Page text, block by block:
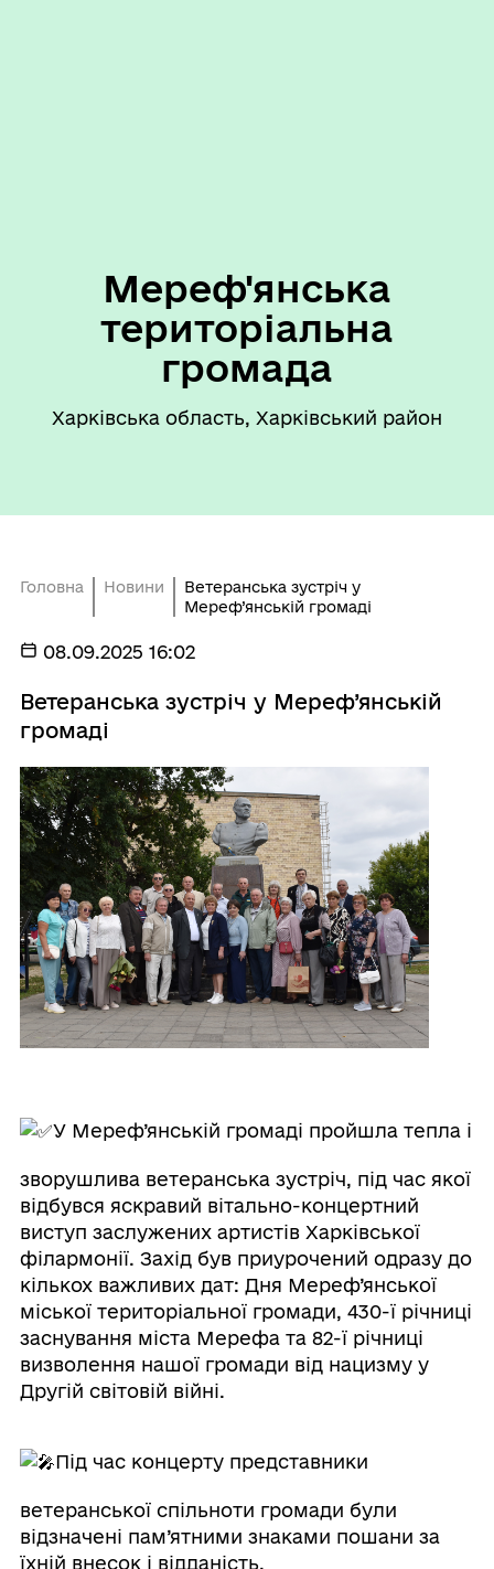
Мереф'янська
територіальна
громада
Харківська область, Харківський район
Головна Новини
Ветеранська зустріч у
Мереф’янській громаді
08.09.2025 16:02
Ветеранська зустріч у Мереф’янській
громаді
У Мереф’янській громаді пройшла тепла і
зворушлива ветеранська зустріч, під час якої
відбувся яскравий вітально-концертний
виступ заслужених артистів Харківської
філармонії. Захід був приурочений одразу до
кількох важливих дат: Дня Мереф’янської
міської територіальної громади, 430-ї річниці
заснування міста Мерефа та 82-ї річниці
визволення нашої громади від нацизму у
Другій світовій війні.
Під час концерту представники
ветеранської спільноти громади були
відзначені пам’ятними знаками пошани за
їхній внесок і відданість.